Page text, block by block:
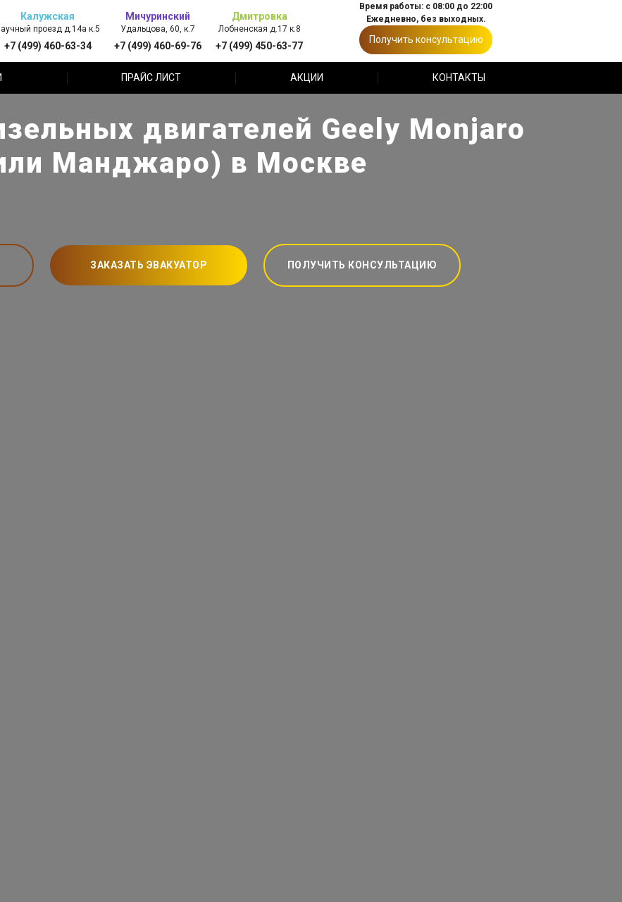
Калужская
проезд д.14а к.5
+7 (499) 460-63-34
Мичуринский
Удальцова, 60, к.7
+7 (499) 460-69-76
Дмитровка
Лобненская д.17 к.8
+7 (499) 450-63-77
Время работы: с 08:00 до 22:00
Ежедневно, без выходных.
Получить консультацию
ПРАЙС ЛИСТ АКЦИИ КОНТАКТЫ
двигателей Geely Monjaro
Манджаро) в Москве
ЗАКАЗАТЬ ЭВАКУАТОР ПОЛУЧИТЬ КОНСУЛЬТАЦИЮ